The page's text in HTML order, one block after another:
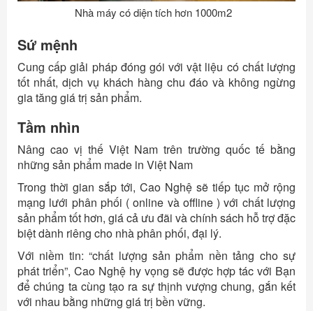
Nhà máy có diện tích hơn 1000m2
Sứ mệnh
Cung cấp giải pháp đóng gói với vật liệu có chất lượng
tốt nhất, dịch vụ khách hàng chu đáo và không ngừng
gia tăng giá trị sản phẩm.
Tầm nhìn
Nâng cao vị thế Việt Nam trên trường quốc tế bằng
những sản phẩm made in Việt Nam
Trong thời gian sắp tới, Cao Nghệ sẽ tiếp tục mở rộng
mạng lưới phân phối ( online và offline ) với chất lượng
sản phẩm tốt hơn, giá cả ưu đãi và chính sách hỗ trợ đặc
biệt dành riêng cho nhà phân phối, đại lý.
Với niềm tin: “chất lượng sản phẩm nền tảng cho sự
phát triển”, Cao Nghệ hy vọng sẽ được hợp tác với Bạn
để chúng ta cùng tạo ra sự thịnh vượng chung, gắn kết
với nhau bằng những giá trị bền vững.